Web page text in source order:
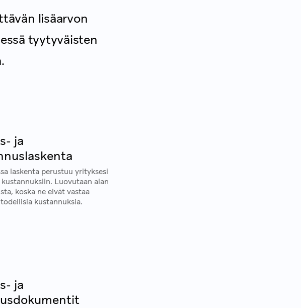
lisäarvon
tyytyväisten
ja
laskenta perustuu yrityksesi
Luovutaan alan
koska ne eivät vastaa
kustannuksia.
ja